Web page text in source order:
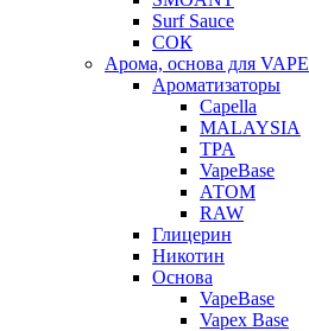
Surf Sauce
СОК
Арома, основа для VAPE
Ароматизаторы
Capella
MALAYSIA
TPA
VapeBase
АТОМ
RAW
Глицерин
Никотин
Основа
VapeBase
Vapex Base